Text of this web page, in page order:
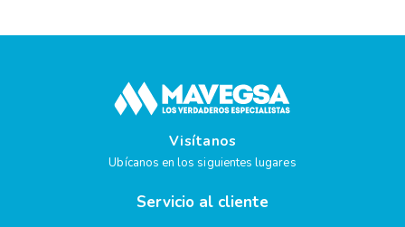
Visítanos
Ubícanos en los siguientes lugares
Servicio al cliente